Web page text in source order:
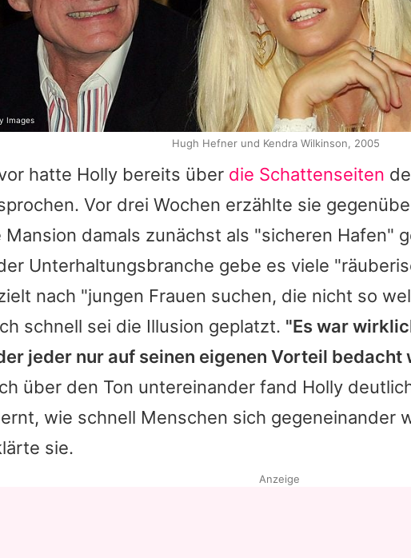
hatte Holly bereits über die Schattenseiten
Vor drei Wochen erzählte sie
Mansion damals zunächst als "sicheren Hafen"
Unterhaltungsbranche gebe es viele
nach "jungen Frauen suchen, die nicht so
schnell sei die Illusion geplatzt. "Es war
jeder nur auf seinen eigenen Vorteil bedacht
über den Ton untereinander fand Holly
wie schnell Menschen sich gegeneinander
sie.
Images
Hugh Hefner und Kendra Wilkinson, 2005
Anzeige